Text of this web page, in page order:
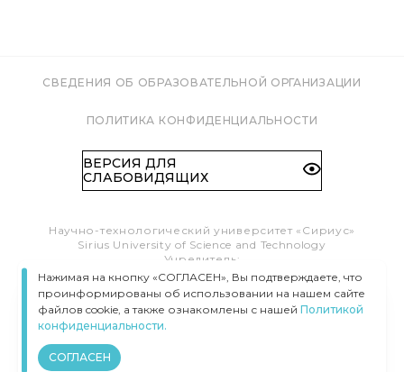
СВЕДЕНИЯ ОБ ОБРАЗОВАТЕЛЬНОЙ ОРГАНИЗАЦИИ
ПОЛИТИКА КОНФИДЕНЦИАЛЬНОСТИ
ВЕРСИЯ ДЛЯ
СЛАБОВИДЯЩИХ
Научно-технологический университет «Сириус»
Sirius University of Science and Technology
Учредитель:
Образовательный Фонд «Талант и успех»
Федеральная территория «Сириус»,
Тел.:8 (800) 100 41 55
info@siriusuniversity.ru
ВСЕ ПРАВА ЗАЩИЩЕНЫ © УНИВЕРСИТЕТ «СИРИУС», 2020–
Нажимая на кнопку «СОГЛАСЕН», Вы подтверждаете, что
проинформированы об использовании на нашем сайте
файлов cookie, а также ознакомлены с нашей Политикой
конфиденциальности.
СОГЛАСЕН